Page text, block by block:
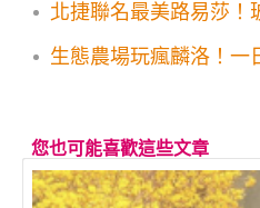
北捷聯名最美路易莎！
生態農場玩瘋麟洛！一
您也可能喜歡這些文章